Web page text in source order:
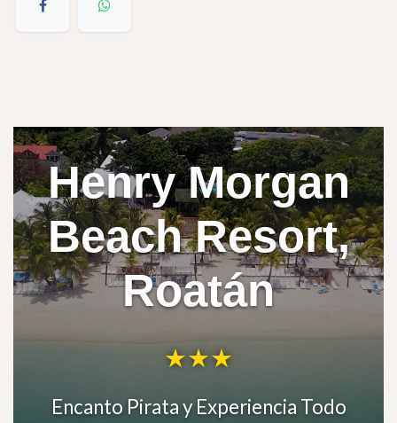
Henry Morgan
Beach Resort,
Roatán
★★★
Encanto Pirata y Experiencia Todo